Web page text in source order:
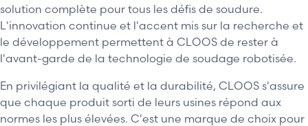
solution complète pour tous les défis de soudure.
L'innovation continue et l'accent mis sur la recherche et
le développement permettent à CLOOS de rester à
l'avant-garde de la technologie de soudage robotisée.
En privilégiant la qualité et la durabilité, CLOOS s'assure
que chaque produit sorti de leurs usines répond aux
normes les plus élevées. C'est une marque de choix pour